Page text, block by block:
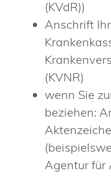
(KVdR))
Anschrift
(KVNR)
wenn Sie
beziehen:
Agentur für